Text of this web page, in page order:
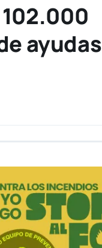
ayudas